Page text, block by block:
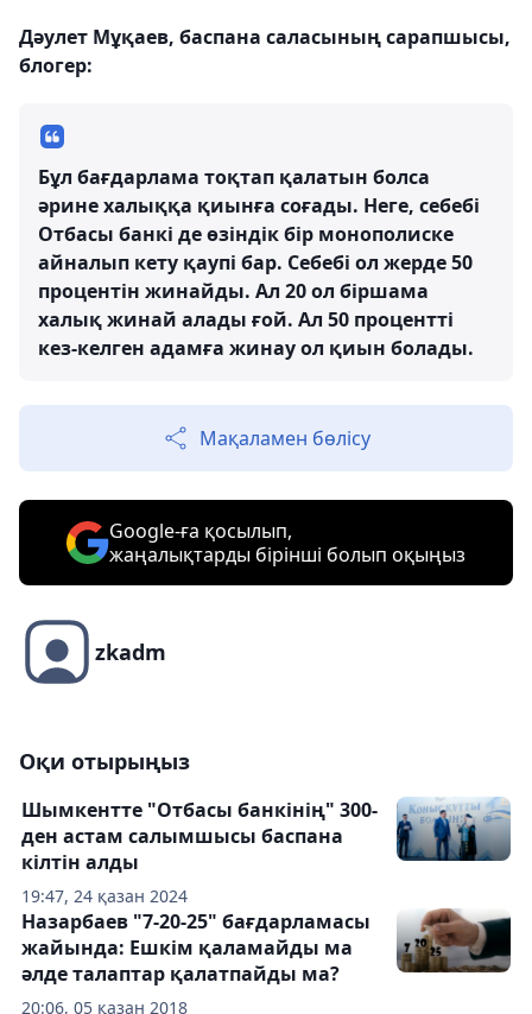
Дәулет Мұқаев, баспана саласының сарапшысы,
блогер:
Бұл бағдарлама тоқтап қалатын болса
әрине халыққа қиынға соғады. Неге, себебі
Отбасы банкі де өзіндік бір монополиске
айналып кету қаупі бар. Себебі ол жерде 50
процентін жинайды. Ал 20 ол біршама
халық жинай алады ғой. Ал 50 процентті
кез-келген адамға жинау ол қиын болады.
Мақаламен бөлісу
Google-ға қосылып,
жаңалықтарды бірінші болып оқыңыз
zkadm
Оқи отырыңыз
19:47, 24 қазан 2024
Шымкентте "Отбасы банкінің" 300-
ден астам салымшысы баспана
кілтін алды
20:06, 05 қазан 2018
Назарбаев "7-20-25" бағдарламасы
жайында: Ешкім қаламайды ма
әлде талаптар қалатпайды ма?